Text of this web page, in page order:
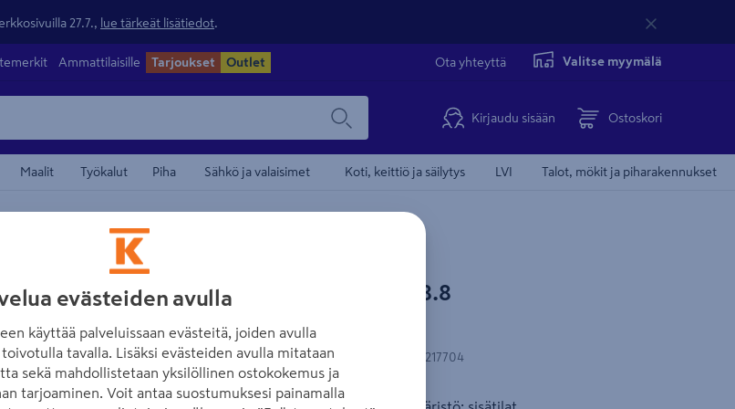
27.7., lue tärkeät lisätiedot
Ammattilaisille Tarjoukset Outlet Ota yhteyttä Valitse myymälä
Kirjaudu sisään Ostoskori
Maalit Työkalut Piha Sähkö ja valaisimet Koti, keittiö ja säilytys LVI Talot, mökit ja piharakennukset
Kierretangot
Kierretanko PROF M8x1m 8.8
keltainen/keltaine
Tuotenumero : 500740021 EAN-koodi 6417926217704
evästeiden avulla
käyttää palveluissaan evästeitä, joiden avulla
tavalla. Lisäksi evästeiden avulla mitataan
sekä mahdollistetaan yksilöllinen ostokokemus ja
tarjoaminen. Voit antaa suostumuksesi painamalla